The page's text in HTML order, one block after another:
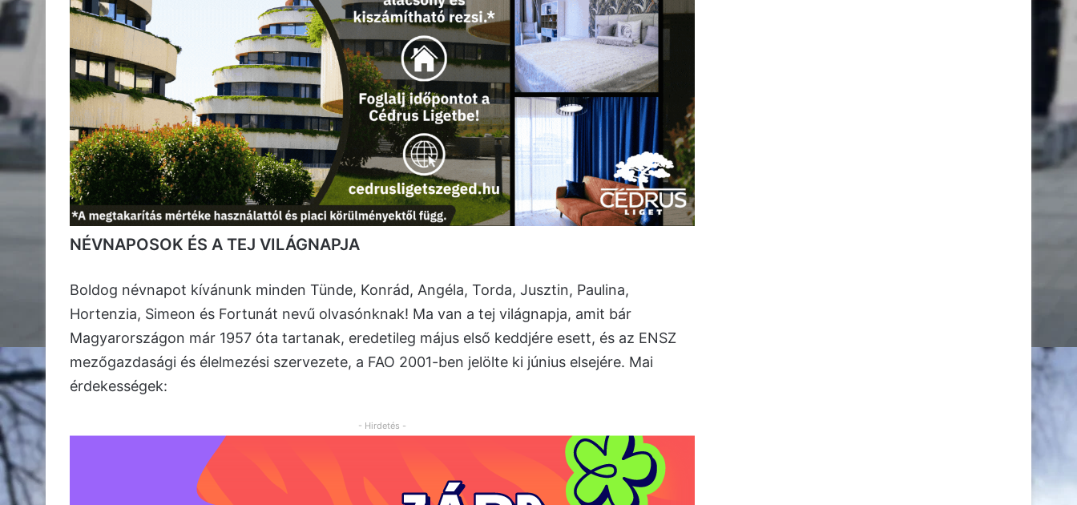
NÉVNAPOSOK ÉS A TEJ VILÁGNAPJA
Boldog névnapot kívánunk minden Tünde, Konrád, Angéla, Torda, Jusztin, Paulina,
Hortenzia, Simeon és Fortunát nevű olvasónknak! Ma van a tej világnapja, amit bár
Magyarországon már 1957 óta tartanak, eredetileg május első keddjére esett, és az ENSZ
mezőgazdasági és élelmezési szervezete, a FAO 2001-ben jelölte ki június elsejére. Mai
érdekességek:
- Hirdetés -